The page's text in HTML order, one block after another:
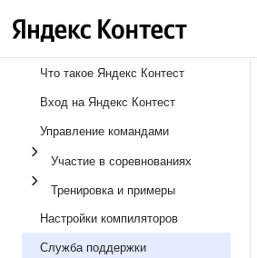
Что такое Яндекс Контест
Вход на Яндекс Контест
Управление командами
Участие в соревнованиях
Тренировка и примеры
Настройки компиляторов
Служба поддержки